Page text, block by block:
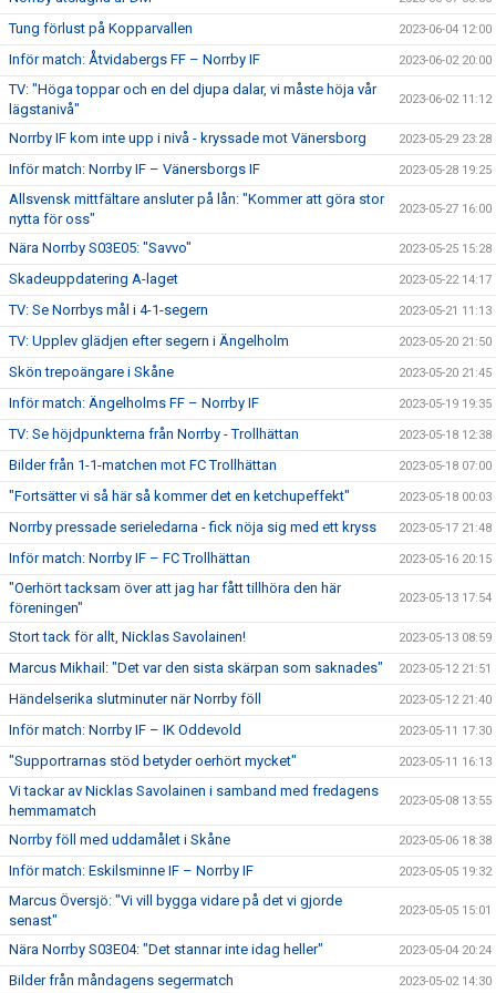
Tung förlust på Kopparvallen 2023-06-04 12:00
Inför match: Åtvidabergs FF – Norrby IF 2023-06-02 20:00
TV: "Höga toppar och en del djupa dalar, vi måste höja vår
lägstanivå"
2023-06-02 11:12
Norrby IF kom inte upp i nivå - kryssade mot Vänersborg 2023-05-29 23:28
Inför match: Norrby IF – Vänersborgs IF 2023-05-28 19:25
Allsvensk mittfältare ansluter på lån: "Kommer att göra stor
nytta för oss"
2023-05-27 16:00
Nära Norrby S03E05: "Savvo" 2023-05-25 15:28
Skadeuppdatering A-laget 2023-05-22 14:17
TV: Se Norrbys mål i 4-1-segern 2023-05-21 11:13
TV: Upplev glädjen efter segern i Ängelholm 2023-05-20 21:50
Skön trepoängare i Skåne 2023-05-20 21:45
Inför match: Ängelholms FF – Norrby IF 2023-05-19 19:35
TV: Se höjdpunkterna från Norrby - Trollhättan 2023-05-18 12:38
Bilder från 1-1-matchen mot FC Trollhättan 2023-05-18 07:00
"Fortsätter vi så här så kommer det en ketchupeffekt" 2023-05-18 00:03
Norrby pressade serieledarna - fick nöja sig med ett kryss 2023-05-17 21:48
Inför match: Norrby IF – FC Trollhättan 2023-05-16 20:15
"Oerhört tacksam över att jag har fått tillhöra den här
föreningen"
2023-05-13 17:54
Stort tack för allt, Nicklas Savolainen! 2023-05-13 08:59
Marcus Mikhail: "Det var den sista skärpan som saknades" 2023-05-12 21:51
Händelserika slutminuter när Norrby föll 2023-05-12 21:40
Inför match: Norrby IF – IK Oddevold 2023-05-11 17:30
"Supportrarnas stöd betyder oerhört mycket" 2023-05-11 16:13
Vi tackar av Nicklas Savolainen i samband med fredagens
hemmamatch
2023-05-08 13:55
Norrby föll med uddamålet i Skåne 2023-05-06 18:38
Inför match: Eskilsminne IF – Norrby IF 2023-05-05 19:32
Marcus Översjö: "Vi vill bygga vidare på det vi gjorde
senast"
2023-05-05 15:01
Nära Norrby S03E04: "Det stannar inte idag heller" 2023-05-04 20:24
Bilder från måndagens segermatch 2023-05-02 14:30